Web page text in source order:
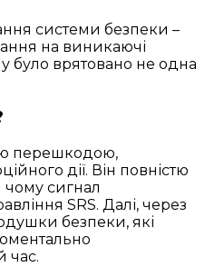
системи безпеки –
на виникаючі
було врятовано не одна
перешкодою,
дії. Він повністю
сигнал
SRS. Далі, через
безпеки, які
час.